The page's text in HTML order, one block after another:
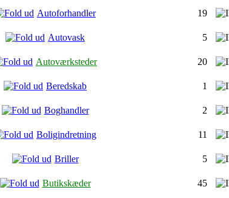
Autoforhandler 19
Autovask 5
Autoværksteder 20
Beredskab 1
Boghandler 2
Boligindretning 11
Briller 5
Butikskæder 45